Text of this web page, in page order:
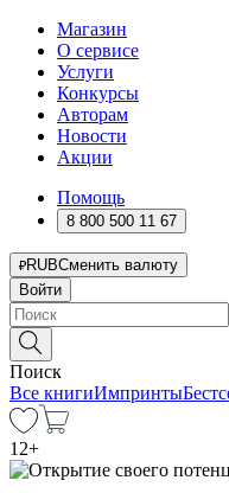
Магазин
О сервисе
Услуги
Конкурсы
Авторам
Новости
Акции
Помощь
8 800 500 11 67
RUBСменить валюту
Войти
Поиск
Все книгиИмпринты
12+